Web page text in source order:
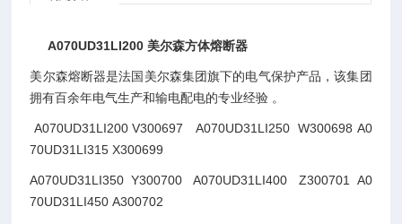
A070UD31LI200 美尔森方体熔断器
美尔森熔断器是法国美尔森集团旗下的电气保护产品，该集团
拥有百余年电气生产和输电配电的专业经验 。
A070UD31LI200 V300697 A070UD31LI250 W300698 A0
70UD31LI315 X300699
A070UD31LI350 Y300700 A070UD31LI400 Z300701 A0
70UD31LI450 A300702